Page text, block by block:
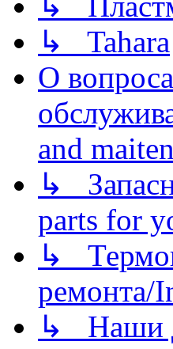
↳ Tahara
О
and
↳
parts for
↳
ремонта/
↳ Наши